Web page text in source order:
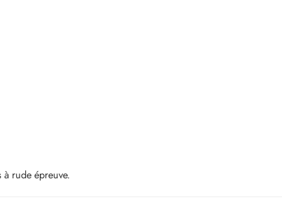
rude épreuve.